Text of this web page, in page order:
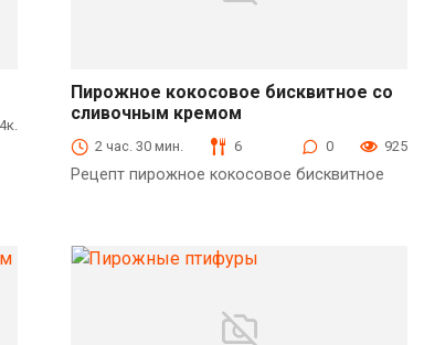
Десерты
Пирожное кокосовое бисквитное со
сливочным кремом
2 час. 30 мин. 6 0 925
Рецепт пирожное кокосовое бисквитное